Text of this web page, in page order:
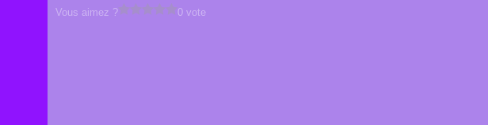
Vous aimez ? 0 vote